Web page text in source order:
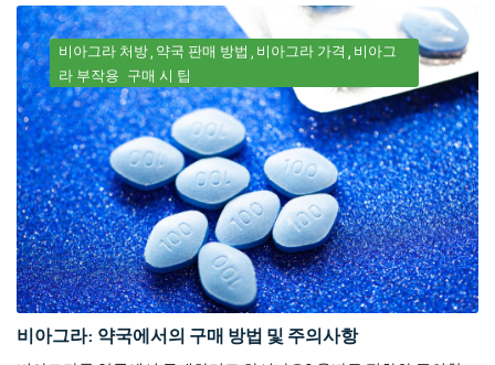
비아그라 처방 약국 판매 방법 비아그라 가격
비아그
라 부작용 구매 시 팁
비아그라: 약국에서의 구매 방법 및 주의사항